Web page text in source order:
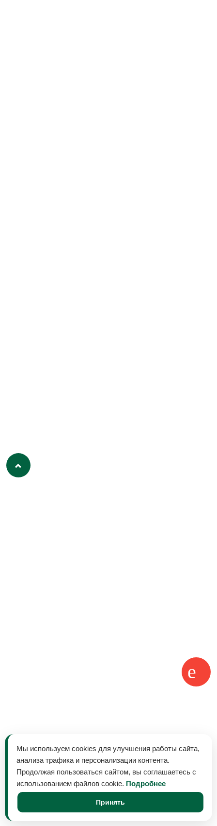
Мы используем cookies для улучшения работы сайта,
анализа трафика и персонализации контента.
Продолжая пользоваться сайтом, вы соглашаетесь с
использованием файлов cookie. Подробнее
Принять